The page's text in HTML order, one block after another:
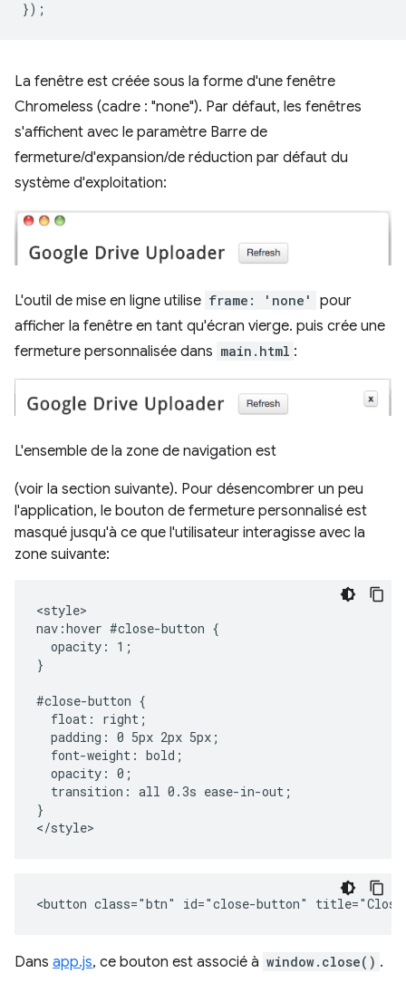
});
La fenêtre est créée sous la forme d'une fenêtre
Chromeless (cadre : "none"). Par défaut, les fenêtres
s'affichent avec le paramètre Barre de
fermeture/d'expansion/de réduction par défaut du
système d'exploitation:
L'outil de mise en ligne utilise frame: 'none'
pour
afficher la fenêtre en tant qu'écran vierge. puis crée une
fermeture personnalisée dans main.html :
L'ensemble de la zone de navigation est
(voir la section suivante). Pour désencombrer un peu
l'application, le bouton de fermeture personnalisé est
masqué jusqu'à ce que l'utilisateur interagisse avec la
zone suivante:
<style>
nav:hover #close-button {
  opacity: 1;
}
#close-button {
  float: right;
  padding: 0 5px 2px 5px;
  font-weight: bold;
  opacity: 0;
  transition: all 0.3s ease-in-out;
}
Dans app.js, ce bouton est associé à window.close() .